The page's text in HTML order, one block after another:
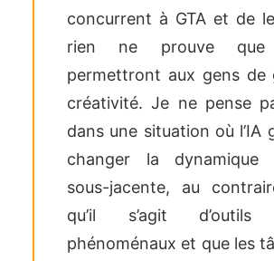
concurrent à GTA et de
rien ne prouve
permettront aux gens de
créativité. Je ne pense
dans une situation où l’IA
changer la dynamique
sous-jacente, au
qu’il s’agit d’outils
phénoménaux et que les